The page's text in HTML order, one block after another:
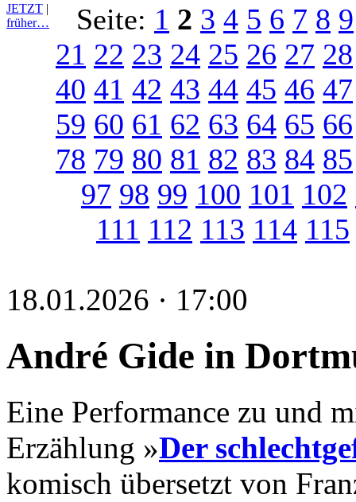
JETZT |
früher…
Seite: 1 2 3 4 5 6 7 8 9
21 22 23 24 25 26 27 28
40 41 42 43 44 45 46 47
59 60 61 62 63 64 65 66
78 79 80 81 82 83 84 85
97 98 99 100 101 102
111 112 113 114 115
18.01.2026 · 17:00
André Gide in
Eine Performance zu und
Erzählung »Der
komisch übersetzt von